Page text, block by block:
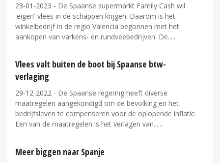
23-01-2023 - De Spaanse supermarkt Family Cash wil
'eigen' vlees in de schappen krijgen. Daarom is het
winkelbedrijf in de regio Valencia begonnen met het
aankopen van varkens- en rundveebedrijven. De...
Vlees valt buiten de boot bij Spaanse btw-
verlaging
29-12-2022 - De Spaanse regering heeft diverse
maatregelen aangekondigd om de bevolking en het
bedrijfsleven te compenseren voor de oplopende inflatie.
Een van de maatregelen is het verlagen van...
Meer biggen naar Spanje